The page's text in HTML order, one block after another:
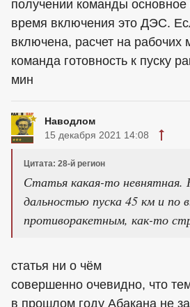
получении команды основное
время включения это ДЭС.
включена, расчет на рабочих
команда готовность к пуску
мин
Наводлом
15 декабря 2021 14:08
Цитата: 28-й регион
Статья какая-то невнятная.
дальностью пуска 45 км и по
противоракетным, как-то
статья ни о чём
совершенно очевидно, что
в прошлом году Абакана не